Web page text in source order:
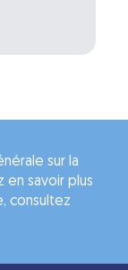
sur la
en savoir plus
consultez